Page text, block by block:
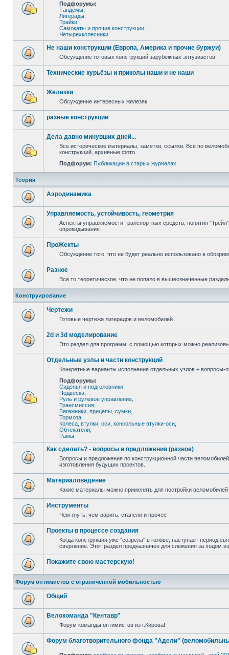
Подфорумы:
Тандемы
Лигерады
Трайки
Самокаты и прочие конструкции
Четырехколесники
Не наши конструкции (Европа, Америка и прочие буржуи)
Обсуждение готовых конструкций зарубежных энтузиастов
Технические курьёзы и приколы наши и не наши
Железки
Обсуждение интересных железяк
разные конструкции
Дела давно минувших дней...
Все исторические материалы, заметки, ссылки. Всё по
конструкций, архивные фото.
Подфорум: Публикации в старых журналах
Теория
Аэродинамика
Управляемость, устойчивость, геометрия
Аспекты управляемости транспортных средств, понятия
опрокидывания
ПроЖекты
Обсуждение того, что не будет реально использовано в
Разное
Все то теоретическое, что не попало в вышеозначенные
Конструирование
Чертежи
Готовые чертежи лигерадов и веломобилей
2d и 3d моделирование
Это раздел для программ, с помощью которых можно
Отдельные узлы и части конструкций
Конкретные варианты исполнения отдельных узлов + вопросы-
Подфорумы:
Сиденья и подголовники
Подвеска
Руль и рулевое управление
Трансмиссия
Багажники, прицепы, сумки
Тормоза
Колеса, втулки, оси, консольные втулки-оси
Обтекатели
Рамы
Как сделать? - вопросы и предложения (разное)
Вопросы и предложения по конструкционной части
изготовления будущих проектов.
Материаловедение
Какие материалы можно применять для постройки
Инструменты
Чем гнуть, чем варить, стапели и прочее
Проекты в процессе создания
Когда конструкция уже "созрела" в голове, наступает период
сверление. Этот раздел предназначен для слежения за ходом
Покажите свою мастерскую!
Форум оптимистов с ограниченной мобильностью
Общий
Велокоманда "Кентавр"
Форум команды оптимистов из г.Кирова!
Форум благотворительного фонда "Адели"